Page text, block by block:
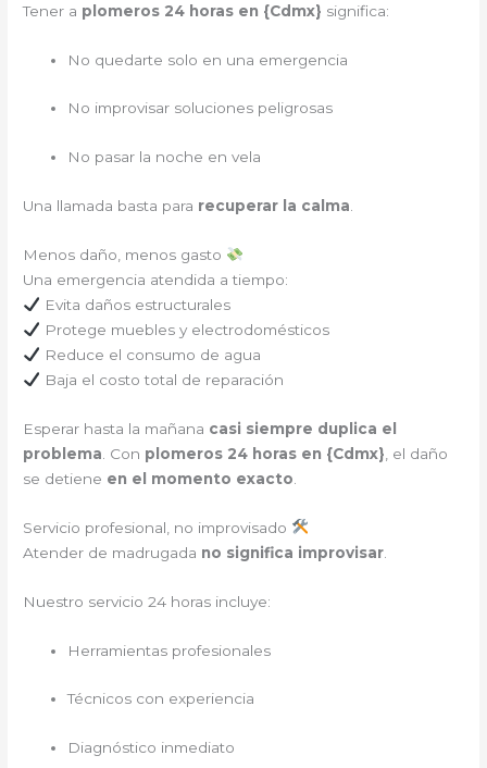
Tener a plomeros 24 horas en {Cdmx} significa:
No quedarte solo en una emergencia
No improvisar soluciones peligrosas
No pasar la noche en vela
Una llamada basta para recuperar la calma
Menos daño, menos gasto
Una emergencia atendida a tiempo:
Evita daños estructurales
Protege muebles y electrodomésticos
Reduce el consumo de agua
Baja el costo total de reparación
Esperar hasta la mañana casi siempre duplica el
problema . Con plomeros 24 horas en {Cdmx} , el daño
se detiene en el momento exacto
Servicio profesional, no improvisado
Atender de madrugada no significa improvisar
Nuestro servicio 24 horas incluye:
Herramientas profesionales
Técnicos con experiencia
Diagnóstico inmediato